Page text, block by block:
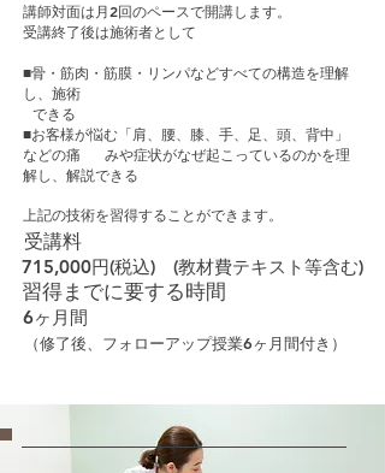
講師対面は月2回のペースで開講します。
受講終了後は施術者として
■骨・筋肉・筋膜・リンパなどすべての構造を理解
し、施術
できる
■お客様が悩む「肩、腰、膝、手、足、頭、背中」
などの痛 みや症状がなぜ起こっているのかを理
解し、解説できる
上記の技術を習得することができます。
受講料
715,000円(税込) (教材費テキスト等含む)
習得までに要する時間
6ヶ月間
（修了後、フォローアップ授業6ヶ月間付き）